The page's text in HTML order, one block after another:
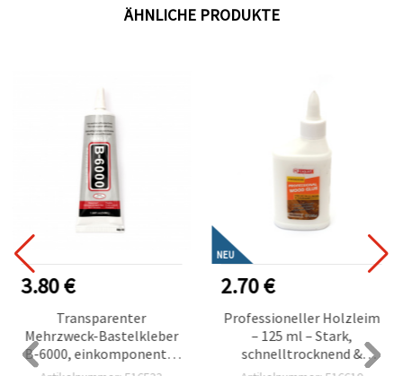
ÄHNLICHE PRODUKTE
3.80 €
Transparenter
Mehrzweck-Bastelkleber
B-6000, einkomponentig
– 50 ml
NEU
2.70 €
Professioneller Holzleim
– 125 ml – Stark,
schnelltrocknend &
dauerhaft | Holzkleber für